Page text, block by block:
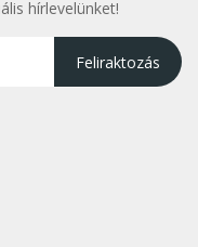
hírlevelünket!
Feliraktozás